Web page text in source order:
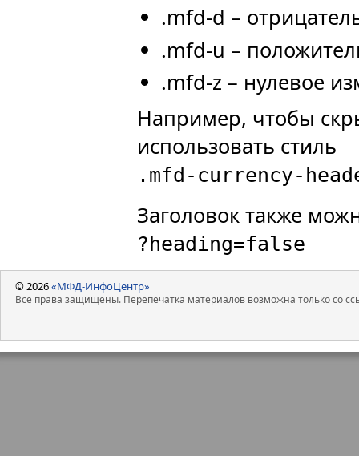
.mfd-d –
.mfd-u –
.mfd-z – нулевое
Например, чтобы
использовать стиль
.mfd-currency-
Заголовок также
?heading=false
© 2026«МФД-ИнфоЦентр»
Все права защищены. Перепечатка материалов возможна только со